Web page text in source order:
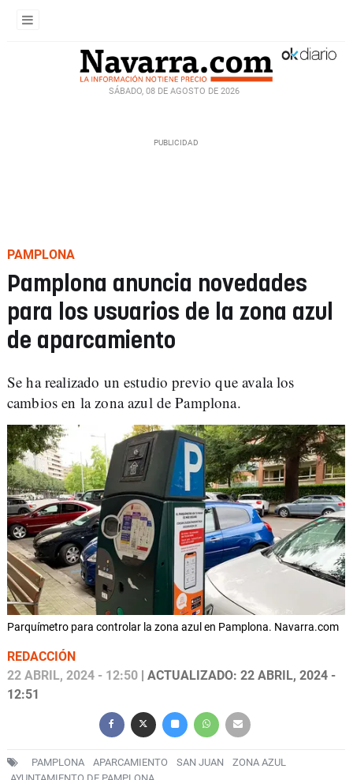
SÁBADO, 08 DE AGOSTO DE 2026
PAMPLONA
Pamplona anuncia novedades
para los usuarios de la zona azul
de aparcamiento
Se ha realizado un estudio previo que avala los
cambios en la zona azul de Pamplona.
Parquímetro para controlar la zona azul en Pamplona. Navarra.com
REDACCIÓN
22 ABRIL, 2024 - 12:50 | ACTUALIZADO: 22 ABRIL, 2024 -
12:51
PAMPLONA APARCAMIENTO SAN JUAN
ZONA AZUL